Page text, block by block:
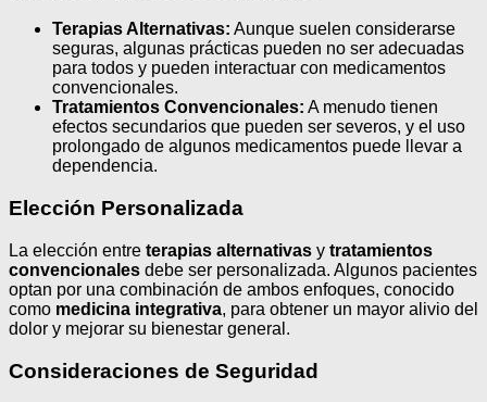
Terapias Alternativas: Aunque suelen considerarse
seguras, algunas prácticas pueden no ser adecuadas
para todos y pueden interactuar con medicamentos
convencionales.
Tratamientos Convencionales: A menudo tienen
efectos secundarios que pueden ser severos, y el uso
prolongado de algunos medicamentos puede llevar a
dependencia.
Elección Personalizada
La elección entre terapias alternativas y tratamientos
convencionales debe ser personalizada. Algunos pacientes
optan por una combinación de ambos enfoques, conocido
como medicina integrativa, para obtener un mayor alivio del
dolor y mejorar su bienestar general.
Consideraciones de Seguridad